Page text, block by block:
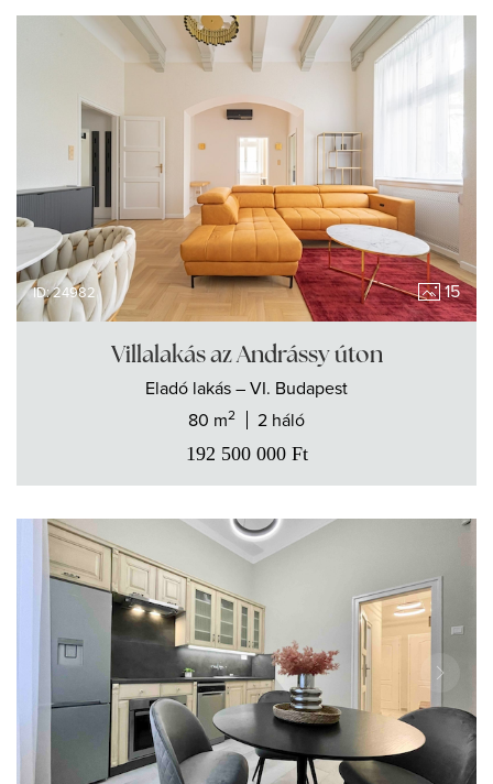
ID: 24982 15
Villalakás az Andrássy úton
Eladó lakás– VI. Budapest
80 m2 2 háló
192 500 000 Ft